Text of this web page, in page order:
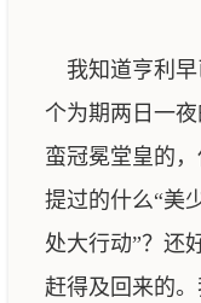
我知道亨利早
个为期两日一
蛮冠冕堂皇的
提过的什么“美
处大行动”？还
赶得及回来的